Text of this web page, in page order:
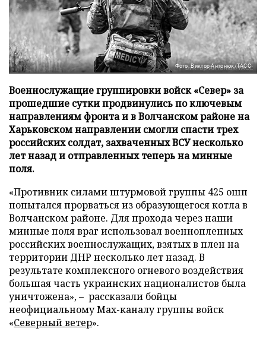
Фото: Виктор Антонюк/ТАСС
Военнослужащие группировки войск «Север» за
прошедшие сутки продвинулись по ключевым
направлениям фронта и в Волчанском районе на
Харьковском направлении смогли спасти трех
российских солдат, захваченных ВСУ несколько
лет назад и отправленных теперь на минные
поля.
«Противник силами штурмовой группы 425 ошп
попытался прорваться из образующегося котла в
Волчанском районе. Для прохода через наши
минные поля враг использовал военнопленных
российских военнослужащих, взятых в плен на
территории ДНР несколько лет назад. В
результате комплексного огневого воздействия
большая часть украинских националистов была
уничтожена», – рассказали бойцы
неофициальному Max-каналу группы войск
«Северный ветер».